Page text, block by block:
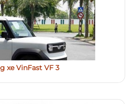
xe VinFast VF 3